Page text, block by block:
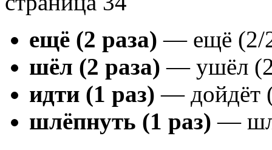
ещё (2 раза) — ещё (2/
шёл (2 раза) — ушёл
идти (1 раз) — дойдёт
шлёпнуть (1 раз) —